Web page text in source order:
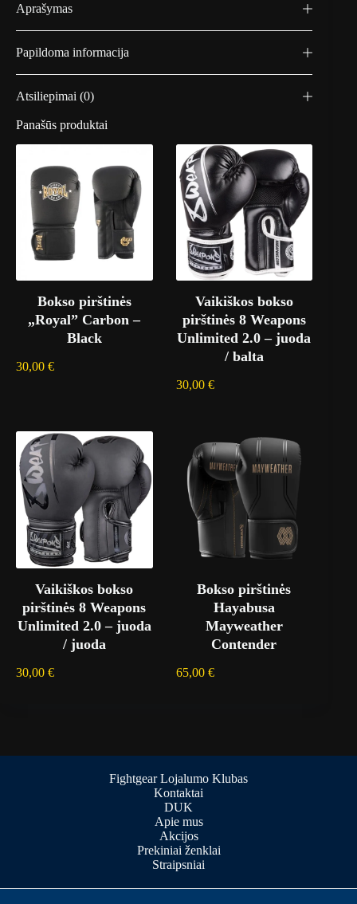
Aprašymas
Papildoma informacija
Atsiliepimai (0)
Panašūs produktai
Bokso pirštinės
„Royal” Carbon –
Black
30,00 €
Vaikiškos bokso
pirštinės 8 Weapons
Unlimited 2.0 – juoda
/ balta
30,00 €
Vaikiškos bokso
pirštinės 8 Weapons
Unlimited 2.0 – juoda
/ juoda
30,00 €
Bokso pirštinės
Hayabusa
Mayweather
Contender
65,00 €
Fightgear Lojalumo Klubas
Kontaktai
DUK
Apie mus
Akcijos
Prekiniai ženklai
Straipsniai